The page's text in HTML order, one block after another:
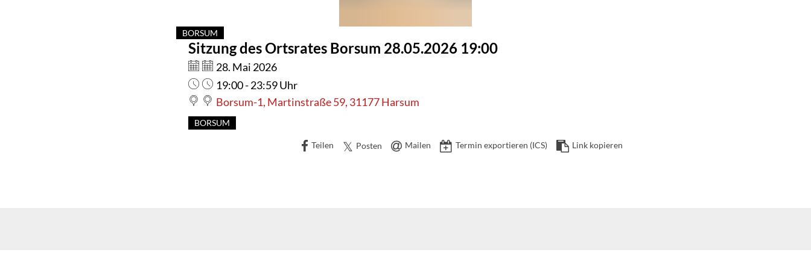
BORSUM
KATEGORIE: BORSUM
Sitzung des Ortsrates Borsum 28.05.2026 19:00
Datum:
28. Mai 2026
Uhrzeit:
19:00 - 23:59 Uhr
Borsum-1, Martinstraße 59, 31177 Harsum
BORSUM
Teilen Posten Mailen Termin exportieren (ICS) Link kopieren